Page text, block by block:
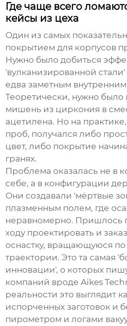
Где чаще всего
кейсы из цеха
Один из самых
покрытием для корпусов
Нужно было добиться
'вулканизированной
едва заметным
Теоретически, нужно было
мишень из циркония в
ацетилена. Но на
проб, получался либо
цвет, либо покрытие
гранях.
Проблема оказалась не в
себе, а в конфигурации
Они создавали 'мёртвые
плазменным полем, где
неравномерно. Пришлось
ходу проектировать и
оснастку, вращающуюся
траектории. Это та самая
инновации', о которых
компаний вроде Aikes
реальности это выглядит
испорченных заготовок и
пирометром и логами